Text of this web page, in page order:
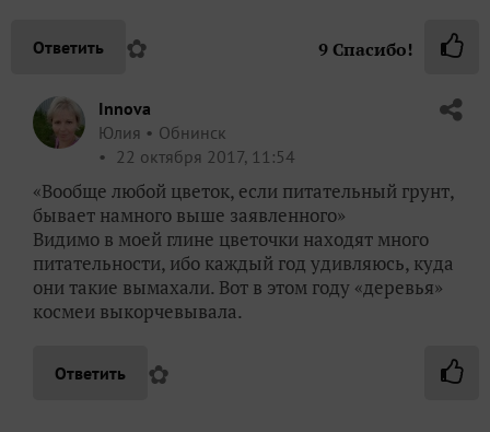
Ответить ✿ 9Спасибо!
Innova
Юлия
Обнинск
22 октября 2017, 11:54
«Вообще любой цветок, если питательный грунт,
бывает намного выше заявленного»
Видимо в моей глине цветочки находят много
питательности, ибо каждый год удивляюсь, куда
они такие вымахали. Вот в этом году «деревья»
космеи выкорчевывала.
Ответить ✿